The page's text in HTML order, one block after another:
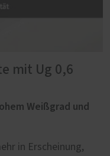
mit Ug 0,6
Weißgrad und
in Erscheinung,